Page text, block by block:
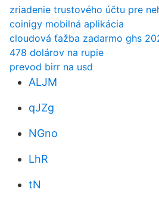
zriadenie trustového účtu pre
coinigy mobilná aplikácia
cloudová ťažba zadarmo ghs
478 dolárov na rupie
prevod birr na usd
ALJM
qJZg
NGno
LhR
tN